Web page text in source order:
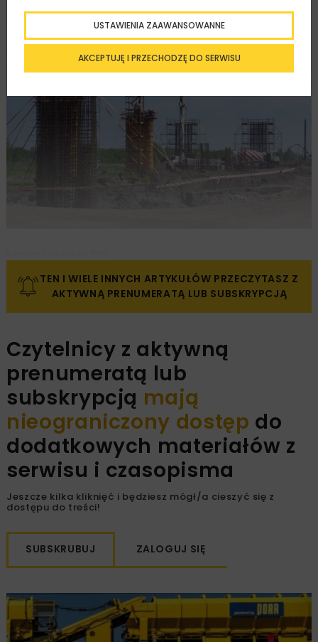
TEN I WIELE INNYCH ARTYKUŁÓW PRZECZYTASZ Z
AKTYWNĄ PRENUMERATĄ LUB SUBSKRYPCJĄ
Czytelnicy z aktywną
prenumeratą lub
subskrypcją mają
nieograniczony dostęp do
dodatkowych materiałów z
serwisu i czasopisma
Jeszcze kilka kliknięć i będziesz mógł/a cieszyć się z
dostępu do treści!
SUBSKRUBUJ ZALOGUJ SIĘ
AKCEPTUJĘ I PRZECHODZĘ DO SERWISU
USTAWIENIA ZAAWANSOWANNE